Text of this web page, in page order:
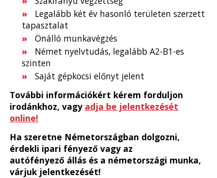
Legalább két év hasonló területen szerzett
tapasztalat
Önálló munkavégzés
Német nyelvtudás, legalább A2-B1-es
szinten
Saját gépkocsi előnyt jelent
További információkért kérem forduljon
irodánkhoz, vagy adja be jelentkezését
online!
Ha szeretne Németországban dolgozni,
érdekli ipari fényező vagy az
autófényező állás és a németországi munka,
várjuk jelentkezését!